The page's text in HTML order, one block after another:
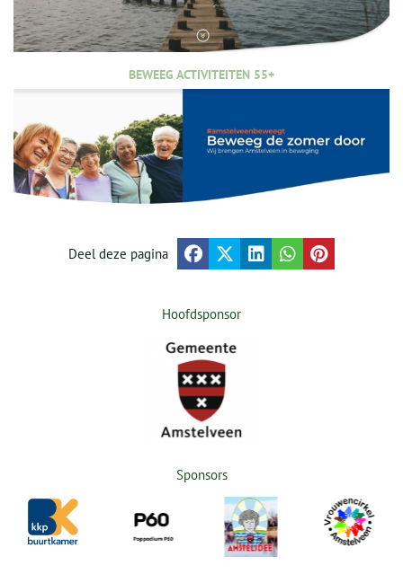
BEWEEG ACTIVITEITEN 55+
Deel deze pagina
Hoofdsponsor
Sponsors